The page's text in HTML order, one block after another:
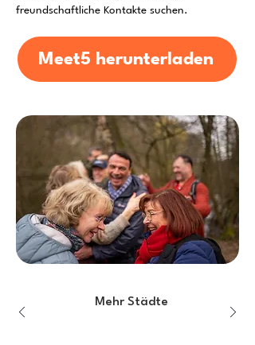
freundschaftliche Kontakte suchen.
Meet5 herunterladen
Mehr Städte